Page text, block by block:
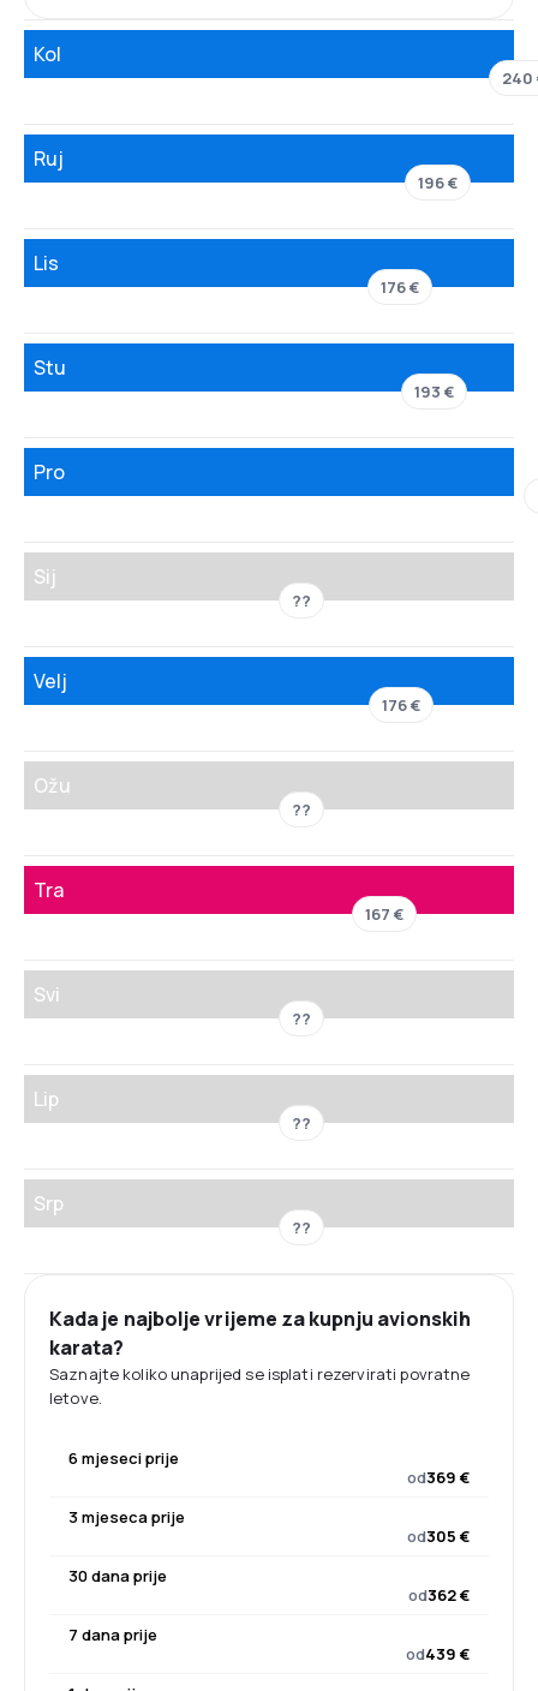
Kol
240
Ruj
196 €
Lis
176 €
Stu
193 €
Pro
Sij
??
Velj
176 €
Ožu
??
Tra
167 €
Svi
??
Lip
??
Srp
??
Kada je najbolje vrijeme za kupnju avionskih
karata?
Saznajte koliko unaprijed se isplati rezervirati povratne
letove.
6 mjeseci prije
od369 €
3 mjeseca prije
od305 €
30 dana prije
od362 €
7 dana prije
od439 €